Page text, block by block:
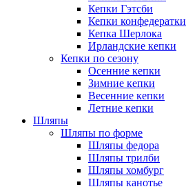
Кепки Гэтсби
Кепки конфедератки
Кепка Шерлока
Ирландские кепки
Кепки по сезону
Осенние кепки
Зимние кепки
Весенние кепки
Летние кепки
Шляпы
Шляпы по форме
Шляпы федора
Шляпы трилби
Шляпы хомбург
Шляпы канотье